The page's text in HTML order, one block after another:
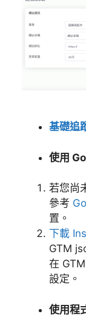
基礎追
使用
若您尚
參考
置。
下載
GTM
在
設定。
使用程